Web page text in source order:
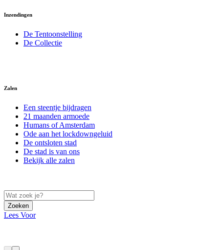
Inzendingen
De Tentoonstelling
De Collectie
Zalen
Een steentje bijdragen
21 maanden armoede
Humans of Amsterdam
Ode aan het lockdowngeluid
De ontsloten stad
De stad is van ons
Bekijk alle zalen
Zoeken
Lees Voor